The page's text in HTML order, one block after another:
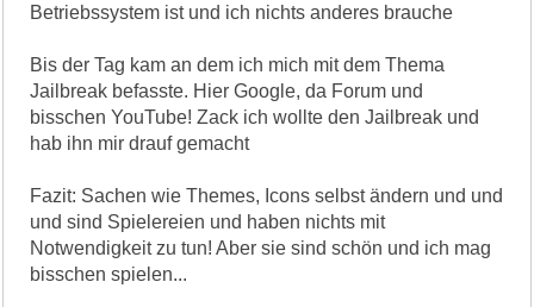
Betriebssystem ist und ich nichts anderes brauche
Bis der Tag kam an dem ich mich mit dem Thema
Jailbreak befasste. Hier Google, da Forum und
bisschen YouTube! Zack ich wollte den Jailbreak und
hab ihn mir drauf gemacht
Fazit: Sachen wie Themes, Icons selbst ändern und und
und sind Spielereien und haben nichts mit
Notwendigkeit zu tun! Aber sie sind schön und ich mag
bisschen spielen...